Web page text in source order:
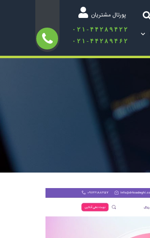
پورتال مشتریان
۰۲۱-۴۴۲۸۹۴۲۲
۰۲۱-۴۴۲۸۹۴۶۲